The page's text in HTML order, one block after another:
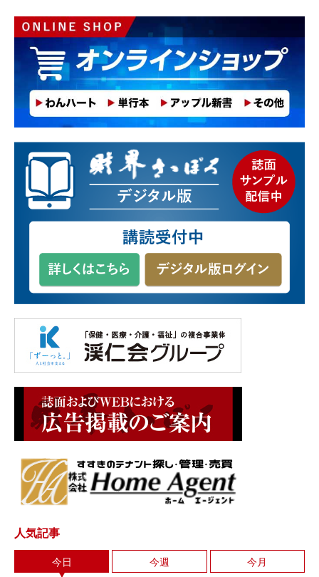
人気記事
今日 今週 今月